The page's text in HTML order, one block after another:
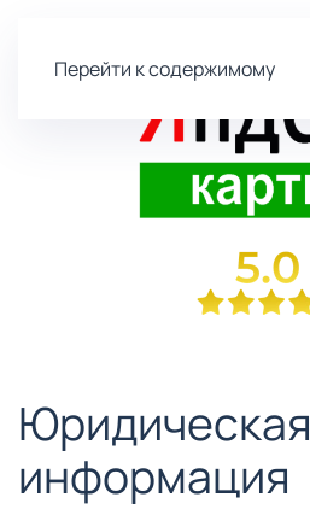
Перейти к содержимому
Юридическая
информация